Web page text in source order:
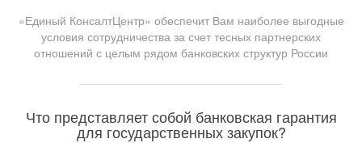
«Единый КонсалтЦентр» обеспечит Вам наиболее выгодные
условия сотрудничества за счет тесных партнерских
отношений с целым рядом банковских структур России
Что представляет собой банковская гарантия
для государственных закупок?